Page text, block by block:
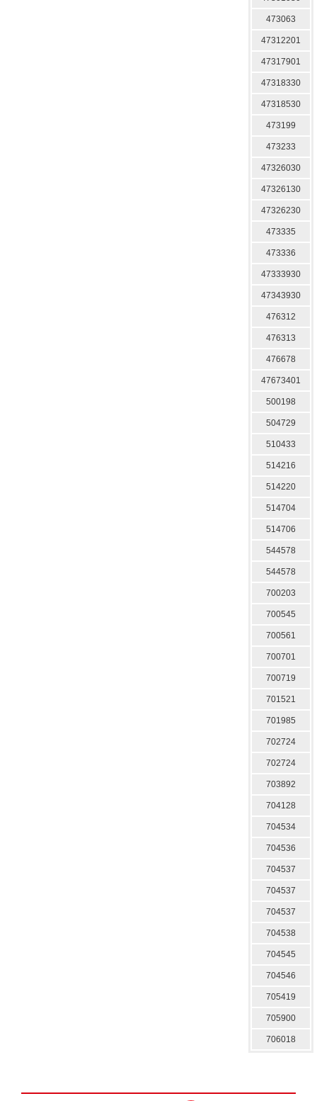
473063
47312201
47317901
47318330
47318530
473199
473233
47326030
47326130
47326230
473335
473336
47333930
47343930
476312
476313
476678
47673401
500198
504729
510433
514216
514220
514704
514706
544578
544578
700203
700545
700561
700701
700719
701521
701985
702724
702724
703892
704128
704534
704536
704537
704537
704537
704538
704545
704546
705419
705900
706018